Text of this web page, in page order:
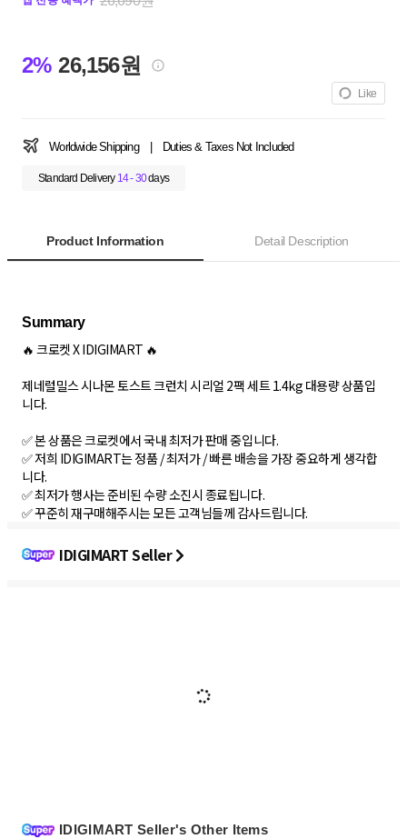
2% 26,156원
Like
Worldwide Shipping Duties & Taxes Not Included
Standard Delivery 14 - 30days
Product Information Detail Description
Summary
🔥 크로켓 X IDIGIMART 🔥
제네럴밀스 시나몬 토스트 크런치 시리얼 2팩 세트 1.4kg 대용량 상품입
니다.
✅ 본 상품은 크로켓에서 국내 최저가 판매 중입니다.
✅ 저희 IDIGIMART는 정품 / 최저가 / 빠른 배송을 가장 중요하게 생각합
니다.
✅ 최저가 행사는 준비된 수량 소진시 종료됩니다.
✅ 꾸준히 재구매해주시는 모든 고객님들께 감사드립니다.
IDIGIMART Seller
IDIGIMART Seller's Other Items